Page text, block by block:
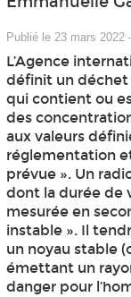
Publié le 23 mars 2022
L’Agence
définit un
qui contient ou
des
aux valeurs
réglementation
prévue ». Un
dont la durée de
mesurée en
instable ». Il
un noyau stable
émettant un
danger pour